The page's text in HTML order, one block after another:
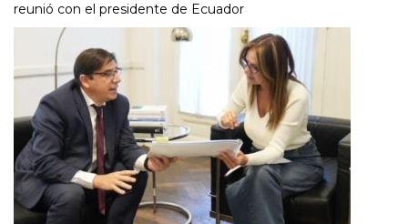
reunió con el presidente de Ecuador